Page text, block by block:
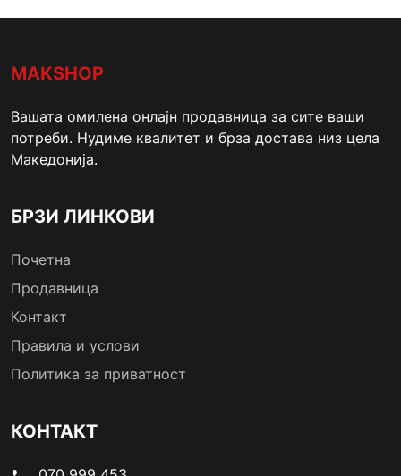
MAKSHOP
Вашата омилена онлајн продавница за сите ваши
потреби. Нудиме квалитет и брза достава низ цела
Македонија.
БРЗИ ЛИНКОВИ
Почетна
Продавница
Контакт
Правила и услови
Политика за приватност
КОНТАКТ